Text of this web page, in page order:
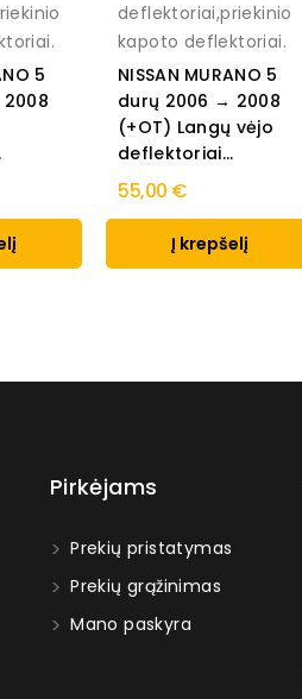
5
deflektoriai,priekinio
kapoto deflektoriai.
NISSAN MURANO 5
durų 2006 → 2008
(+OT) Langų vėjo
deflektoriai...
55,00 €
Į krepšelį
Pirkėjams
Prekių pristatymas
Prekių grąžinimas
Mano paskyra